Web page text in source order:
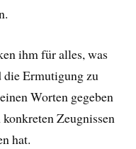
ihm für alles, was
die Ermutigung zu
Worten gegeben
Zeugnissen
hat.